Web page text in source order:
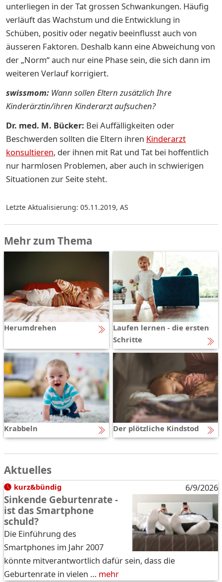
unterliegen in der Tat grossen Schwankungen. Häufig
verläuft das Wachstum und die Entwicklung in
Schüben, positiv oder negativ beeinflusst auch von
äusseren Faktoren. Deshalb kann eine Abweichung von
der „Norm“ auch nur eine Phase sein, die sich dann im
weiteren Verlauf korrigiert.
swissmom: Wann sollen Eltern zusätzlich Ihre
Kinderärztin/ihren Kinderarzt aufsuchen?
Dr. med. M. Bücker: Bei Auffälligkeiten oder
Beschwerden sollten die Eltern ihren Kinderarzt
konsultieren, der ihnen mit Rat und Tat bei hoffentlich
nur harmlosen Problemen, aber auch in schwierigen
Situationen zur Seite steht.
Letzte Aktualisierung: 05.11.2019, AS
Mehr zum Thema
Herumdrehen
Laufen lernen - die ersten
Schritte
Krabbeln Der plötzliche Kindstod
Aktuelles
kurz&bündig 6/9/2026
Sinkende Geburtenrate -
ist das Smartphone
schuld?
Die Einführung des
Smartphones im Jahr 2007
könnte mitverantwortlich dafür sein, dass die
Geburtenrate in vielen … mehr